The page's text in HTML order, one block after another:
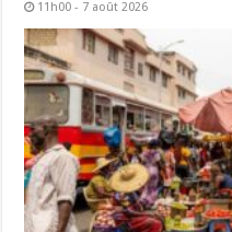
11h00 - 7 août 2026